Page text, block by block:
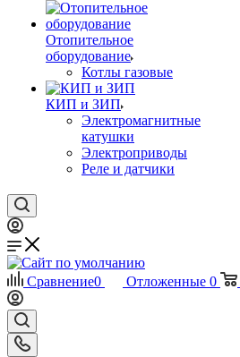
Отопительное
оборудование
Котлы газовые
КИП и ЗИП
Электромагнитные
катушки
Электроприводы
Реле и датчики
Сравнение0 Отложенные 0